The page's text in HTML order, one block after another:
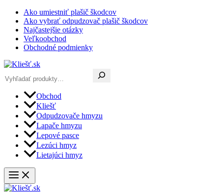
Preskočiť
obsah
Ako umiestniť plašič škodcov
Ako vybrať odpudzovač plašič škodcov
Najčastejšie otázky
Veľkoobchod
Obchodné podmienky
Obchod
Kliešť
Odpudzovače hmyzu
Lapače hmyzu
Lepové pasce
Lezúci hmyz
Lietajúci hmyz